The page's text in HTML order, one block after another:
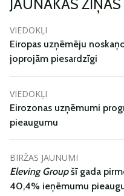
JAUNĀKĀS ZIŅAS
VIEDOKĻI
Eiropas uzņēmēju
joprojām piesardzīgi
VIEDOKĻI
Eirozonas uzņēmumi
pieaugumu
BIRŽAS JAUNUMI
Eleving Groupšī gada
40,4% ieņēmumu